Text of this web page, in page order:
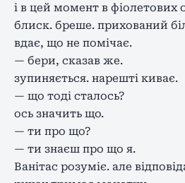
і в цей момент в фіолетових
блиск. бреше. прихований
вдає, що не помічає.
— бери, сказав же.
зупиняється. нарешті киває.
— що тоді сталось?
ось значить що.
— ти про що?
— ти знаєш про що я.
Ванітас розуміє. але